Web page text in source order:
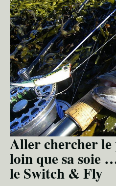
Aller chercher le
loin que sa soie
le Switch & Fly